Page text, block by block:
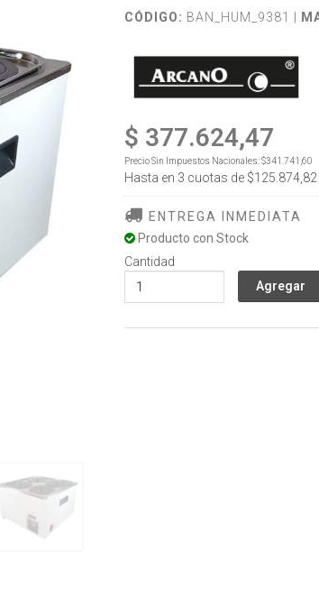
CÓDIGO: BAN_HUM_9381 |
$ 377.624,47
Precio Sin Impuestos Nacionales:$341.741,60
Hasta en 3 cuotas de $125.874,82
ENTREGA INMEDIATA
Producto con Stock
Cantidad